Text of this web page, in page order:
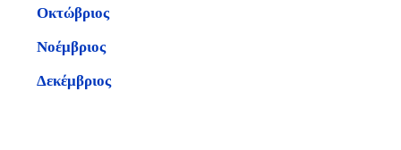
Οκτώβριος
Νοέμβριος
Δεκέμβριος